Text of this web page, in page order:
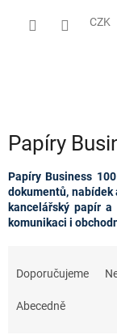
CZK
Papíry
Papíry Business
dokumentů, nabídek
kancelářský papír
komunikaci i
Doporučujeme
Abecedně